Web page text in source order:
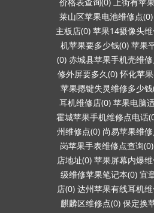
莱山区苹果电池维修点(0)
主板店(0) 苹果14摄像头
机苹果要多少钱(0) 苹果
(0) 赤城县苹果手机壳维
修外屏要多久(0) 怀化苹
苹果摁键失灵维修多少
耳机维修店(0) 苹果电脑
霍城苹果手机维修点电话
州维修点(0) 尚易苹果维
岗苹果手表维修点查询(0)
店地址(0) 苹果屏幕内爆
级维修苹果笔记本(0) 宜
店(0) 达州苹果有线耳机
麒麟区维修点(0) 保定换